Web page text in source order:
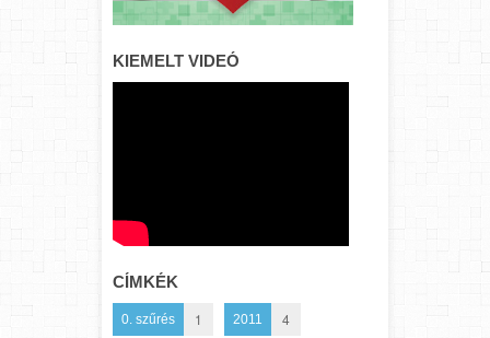
KIEMELT VIDEÓ
CÍMKÉK
0. szűrés 1 2011 4